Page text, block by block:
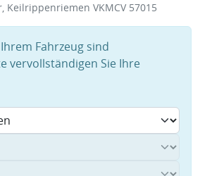
Keilrippenriemen VKMCV 57015
Fahrzeug sind
vervollständigen Sie Ihre